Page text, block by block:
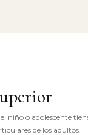
niño o adolescente
de los adultos.